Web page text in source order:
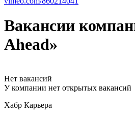
Вакансии
Ahead»
Нет вакансий
У компании нет открытых вакансий
Хабр Карьера